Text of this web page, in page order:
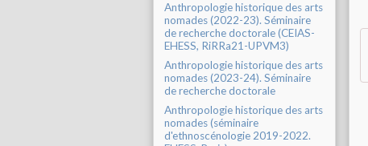
Anthropologie historique des arts
nomades (2022-23). Séminaire
de recherche doctorale (CEIAS-
EHESS, RiRRa21-UPVM3)
Anthropologie historique des arts
nomades (2023-24). Séminaire
de recherche doctorale
Anthropologie historique des arts
nomades (séminaire
d'ethnoscénologie 2019-2022.